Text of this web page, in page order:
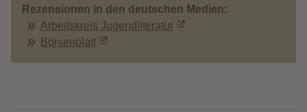
Rezensionen in den deutschen Medien:
Arbeitskreis Jugendliteratur
Börsenblatt